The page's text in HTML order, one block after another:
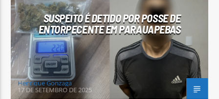
SUSPEITO É DETIDO POR POSSE DE
ENTORPECENTE EM PARAUAPEBAS
Henrique Gonzaga
17 DE SETEMBRO DE 2025